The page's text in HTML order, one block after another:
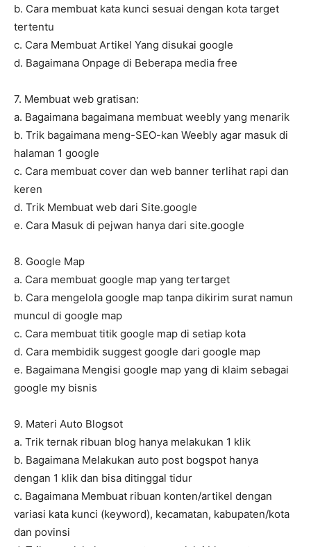
b. Cara membuat kata kunci sesuai dengan kota target
tertentu
c. Cara Membuat Artikel Yang disukai google
d. Bagaimana Onpage di Beberapa media free
7. Membuat web gratisan:
a. Bagaimana bagaimana membuat weebly yang menarik
b. Trik bagaimana meng-SEO-kan Weebly agar masuk di
halaman 1 google
c. Cara membuat cover dan web banner terlihat rapi dan
keren
d. Trik Membuat web dari Site.google
e. Cara Masuk di pejwan hanya dari site.google
8. Google Map
a. Cara membuat google map yang tertarget
b. Cara mengelola google map tanpa dikirim surat namun
muncul di google map
c. Cara membuat titik google map di setiap kota
d. Cara membidik suggest google dari google map
e. Bagaimana Mengisi google map yang di klaim sebagai
google my bisnis
9. Materi Auto Blogsot
a. Trik ternak ribuan blog hanya melakukan 1 klik
b. Bagaimana Melakukan auto post bogspot hanya
dengan 1 klik dan bisa ditinggal tidur
c. Bagaimana Membuat ribuan konten/artikel dengan
variasi kata kunci (keyword), kecamatan, kabupaten/kota
dan povinsi